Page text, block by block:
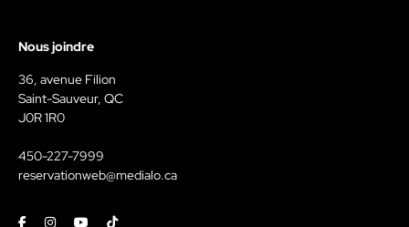
Nous joindre
36, avenue Filion
Saint-Sauveur, QC
J0R 1R0
450-227-7999
reservationweb@medialo.ca
FacebookInstagramYoutubeTiktok